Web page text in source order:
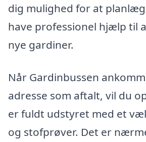
dig mulighed for at
have professionel hjælp til
nye gardiner.
Når Gardinbussen
adresse som aftalt, vil du
er fuldt udstyret med et
og stofprøver. Det er